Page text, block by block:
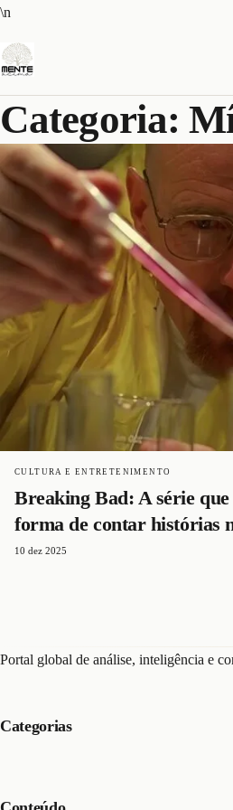
\n
o
Categoria:
CULTURA E ENTRETENIMENTO
Breaking Bad: A série
forma de contar histórias
10 dez 2025
Portal global de análise, inteligência e
Categorias